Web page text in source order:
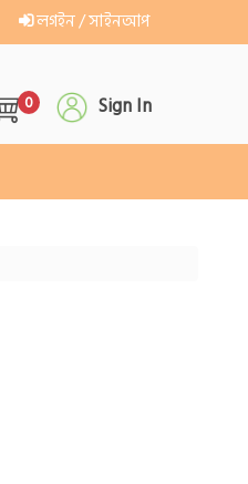
লগইন / সাইনআপ
0 Sign In